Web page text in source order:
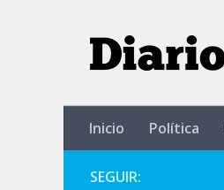
Inicio Política
SEGUIR: